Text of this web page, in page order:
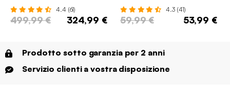
4.4 (61)
499,99 € 324,99 €
4.3 (41)
59,99 € 53,99 €
Prodotto sotto garanzia per 2 anni
Servizio clienti a vostra disposizione